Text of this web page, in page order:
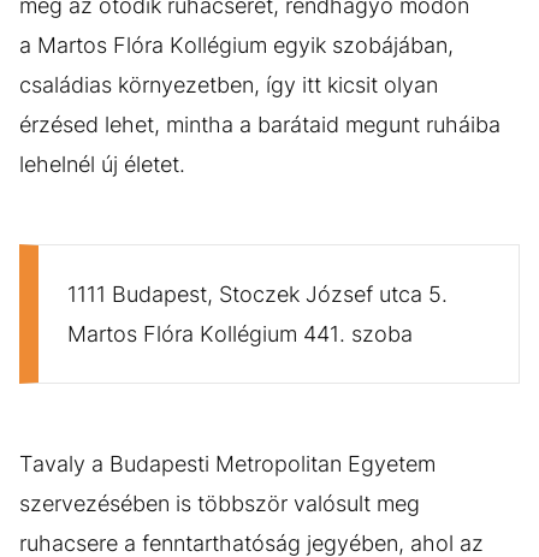
meg az ötödik ruhacserét, rendhagyó módon
a Martos Flóra Kollégium egyik szobájában,
családias környezetben, így itt kicsit olyan
érzésed lehet, mintha a barátaid megunt ruháiba
lehelnél új életet.
1111 Budapest, Stoczek József utca 5.
Martos Flóra Kollégium 441. szoba
Tavaly a Budapesti Metropolitan Egyetem
szervezésében is többször valósult meg
ruhacsere a fenntarthatóság jegyében, ahol az